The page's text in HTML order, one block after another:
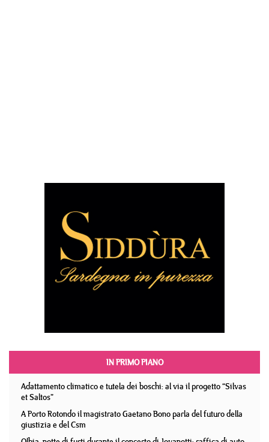
IN PRIMO PIANO
Adattamento climatico e tutela dei boschi: al via il progetto “Silvas
et Saltos”
A Porto Rotondo il magistrato Gaetano Bono parla del futuro della
giustizia e del Csm